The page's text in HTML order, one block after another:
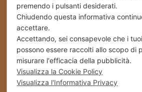
Cookies
Stabilimento – Milbrut Dolce
c/da Cappuccini – Messer
(Ag) Italy
+39 0922 835464
premendo i pulsanti desiderati.
Chiudendo questa informativa
accettare.
Accettando, sei consapevole che i
possono essere raccolti allo scopo di
misurare l'efficacia della pubblicità.
Visualizza la Cookie Policy
Visualizza l'Informativa Privacy